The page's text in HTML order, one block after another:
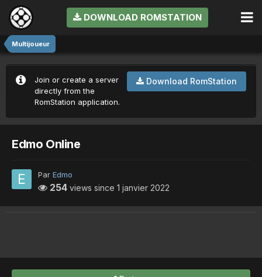
DOWNLOAD ROMSTATION
Multijoueur
Download RomStation
Join or create a server
directly from the
RomStation application.
Edmo Online
Par Edmo
254 views since 1 janvier 2022